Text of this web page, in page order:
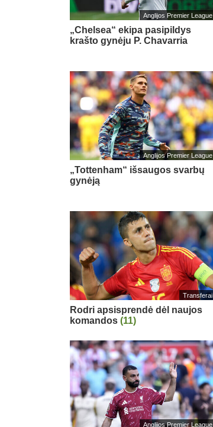
Anglijos Premier League
„Chelsea“ ekipa pasipildys
krašto gynėju P. Chavarria
Anglijos Premier League
„Tottenham“ išsaugos svarbų
gynėją
Transferai
Rodri apsisprendė dėl naujos
komandos (11)
Anglijos Premier League